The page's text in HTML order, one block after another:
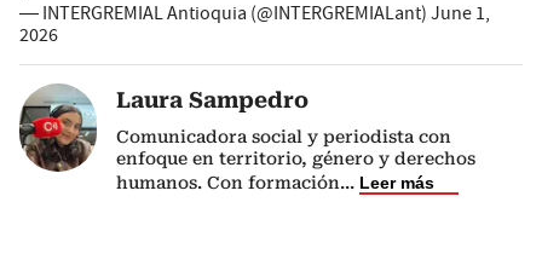
— INTERGREMIAL Antioquia (@INTERGREMIALant) June 1,
2026
Laura Sampedro
Comunicadora social y periodista con
enfoque en territorio, género y derechos
humanos. Con formación... Leer más